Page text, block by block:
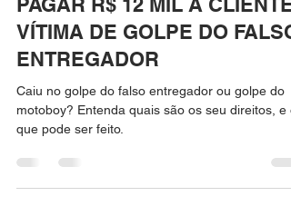
JUSTIÇA CONDENA IFOOD A
PAGAR R$ 12 MIL A CLIENTE
VÍTIMA DE GOLPE DO FALSO
ENTREGADOR
Caiu no golpe do falso entregador ou golpe do
que pode ser feito.